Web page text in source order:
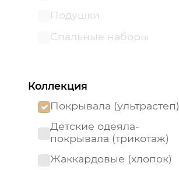
Подушки
Спальные наборы
Коллекция
Покрывала (ультрастеп)
Детские одеяла-
покрывала (трикотаж)
Жаккардовые (хлопок)